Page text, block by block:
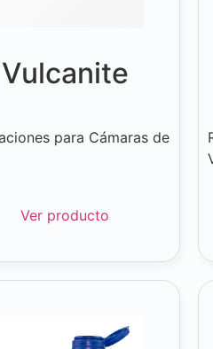
Vulcanite
para Cámaras de
Ver producto